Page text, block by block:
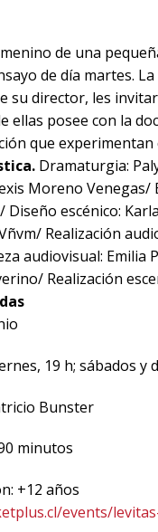
de una
de día martes.
su director, les
ellas posee con la
que experimentan
Dramaturgia:
Moreno Venegas/
Diseño escénico:
Realización
audiovisual: Emilia
Realización
19 h; sábados y
Bunster
minutos
+12 años
events/